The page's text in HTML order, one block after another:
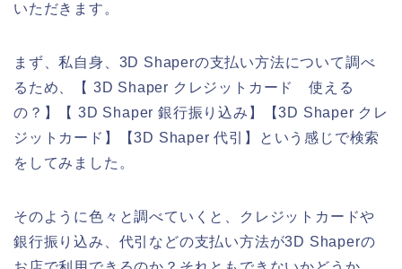
いただきます。
まず、私自身、3D Shaperの支払い方法について調べ
るため、【 3D Shaper クレジットカード 使える
の？】【 3D Shaper 銀行振り込み】【3D Shaper クレ
ジットカード】【3D Shaper 代引】という感じで検索
をしてみました。
そのように色々と調べていくと、クレジットカードや
銀行振り込み、代引などの支払い方法が3D Shaperの